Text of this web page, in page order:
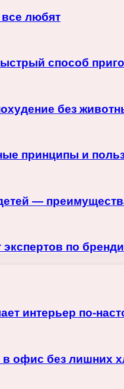
любят
способ
без
принципы и
—
по
интерьер по-
офис без лишних